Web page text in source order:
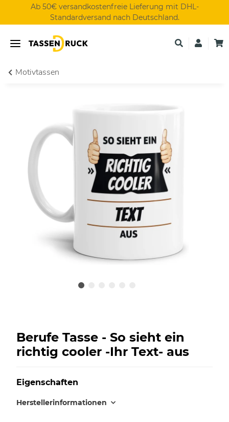
Ab 50€ versandkostenfreie Lieferung mit DHL-
Standardversand nach Deutschland.
Motivtassen
Berufe Tasse - So sieht ein
richtig cooler -Ihr Text- aus
Eigenschaften
Herstellerinformationen